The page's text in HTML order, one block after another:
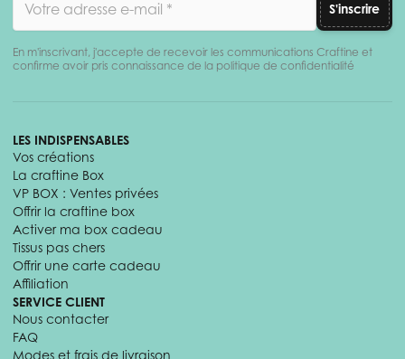
S'inscrire
En m'inscrivant, j'accepte de recevoir les communications Craftine et
confirme avoir pris connaissance de la politique de confidentialité
LES INDISPENSABLES
Vos créations
La craftine Box
VP BOX : Ventes privées
Offrir la craftine box
Activer ma box cadeau
Tissus pas chers
Offrir une carte cadeau
Affiliation
SERVICE CLIENT
Nous contacter
FAQ
Modes et frais de livraison